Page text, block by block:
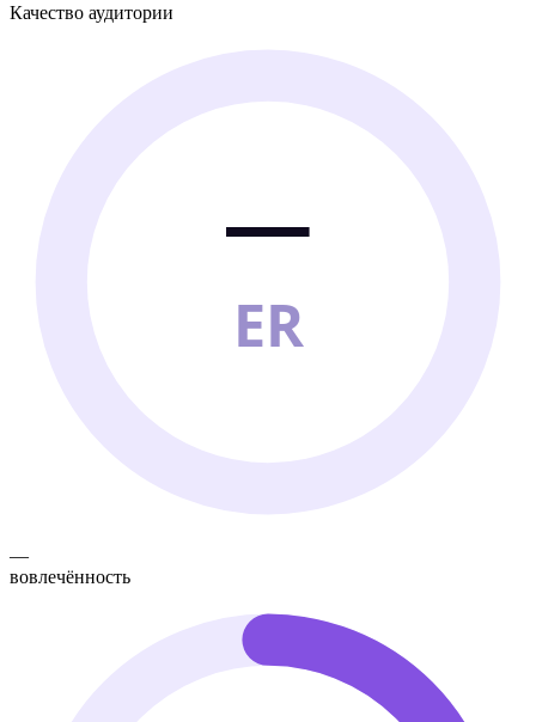
Качество аудитории
—
ER
—
вовлечённость